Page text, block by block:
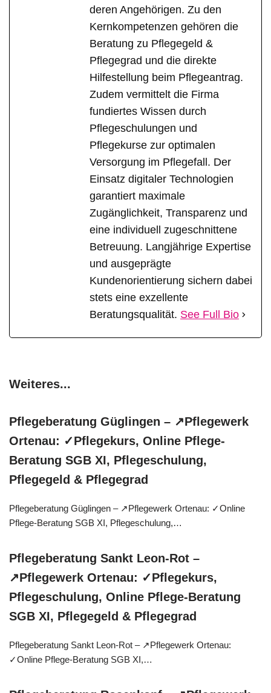
deren Angehörigen. Zu den
Kernkompetenzen gehören die
Beratung zu Pflegegeld &
Pflegegrad und die direkte
Hilfestellung beim Pflegeantrag.
Zudem vermittelt die Firma
fundiertes Wissen durch
Pflegeschulungen und
Pflegekurse zur optimalen
Versorgung im Pflegefall. Der
Einsatz digitaler Technologien
garantiert maximale
Zugänglichkeit, Transparenz und
eine individuell zugeschnittene
Betreuung. Langjährige Expertise
und ausgeprägte
Kundenorientierung sichern dabei
stets eine exzellente
Beratungsqualität. See Full Bio
Weiteres...
Pflegeberatung Güglingen – ↗️Pflegewerk
Ortenau: ✓Pflegekurs, Online Pflege-
Beratung SGB XI, Pflegeschulung,
Pflegegeld & Pflegegrad
Pflegeberatung Güglingen – ↗️Pflegewerk Ortenau: ✓Online
Pflege-Beratung SGB XI, Pflegeschulung,…
Pflegeberatung Sankt Leon-Rot –
↗️Pflegewerk Ortenau: ✓Pflegekurs,
Pflegeschulung, Online Pflege-Beratung
SGB XI, Pflegegeld & Pflegegrad
Pflegeberatung Sankt Leon-Rot – ↗️Pflegewerk Ortenau:
✓Online Pflege-Beratung SGB XI,…